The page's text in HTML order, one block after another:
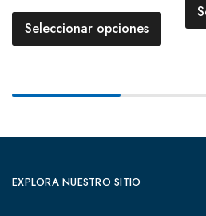
Seleccionar opciones
EXPLORA NUESTRO SITIO